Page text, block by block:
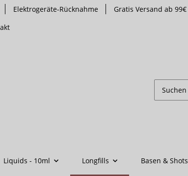
Elektrogeräte-Rücknahme Gratis Versand ab 99€
Liquids - 10ml Longfills Basen & Shots